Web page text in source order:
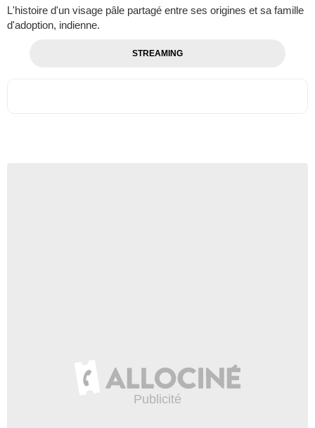
L'histoire d'un visage pâle partagé entre ses origines et sa famille
d'adoption, indienne.
STREAMING